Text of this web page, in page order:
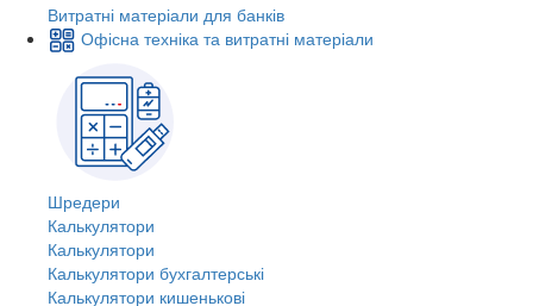
Витратні матеріали для банків
Офісна техніка та витратні матеріали
Шредери
Калькулятори
Калькулятори
Калькулятори бухгалтерські
Калькулятори кишенькові